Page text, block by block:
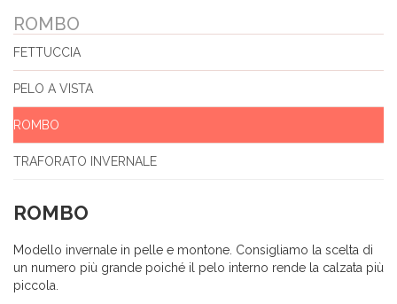
ROMBO
FETTUCCIA
PELO A VISTA
ROMBO
TRAFORATO INVERNALE
ROMBO
Modello invernale in pelle e montone. Consigliamo la scelta di
un numero più grande poiché il pelo interno rende la calzata più
piccola.